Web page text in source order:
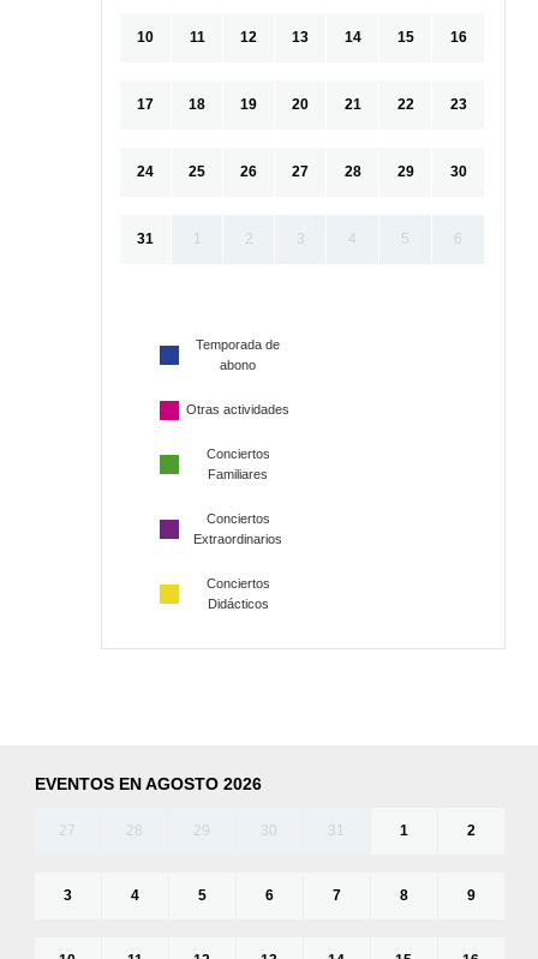
10 11 12 13 14 15 16
17 18 19 20 21 22 23
24 25 26 27 28 29 30
31 1 2 3 4 5 6
Temporada de
abono
Otras actividades
Conciertos
Familiares
Conciertos
Extraordinarios
Conciertos
Didácticos
EVENTOS EN AGOSTO 2026
27 28 29 30 31 1 2
3 4 5 6 7 8 9